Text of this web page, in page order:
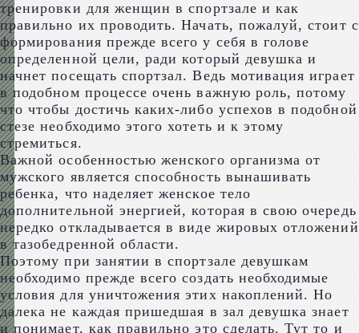
тренировки для женщин в спортзале и как
правильно их проводить. Начать, пожалуй, стоит с
формирования прежде всего у себя в голове
определенной цели, ради который девушка и
начнет посещать спортзал. Ведь мотивация играет
в подобном процессе очень важную роль, потому
что чтобы достичь каких-либо успехов в подобной
стезе необходимо этого хотеть и к этому
стремиться.
Важной особенностью женского организма от
мужского является способность вынашивать
ребенка, что наделяет женское тело
дополнительной энергией, которая в свою очередь
нередко откладывается в виде жировых отложений
в тазобедренной области.
Поэтому при занятии в спортзале девушкам
необходимо прежде всего создать необходимые
условия для уничтожения этих накоплений. Но
далека не каждая пришедшая в зал девушка знает
и понимает, как правильно это сделать. Тут то и